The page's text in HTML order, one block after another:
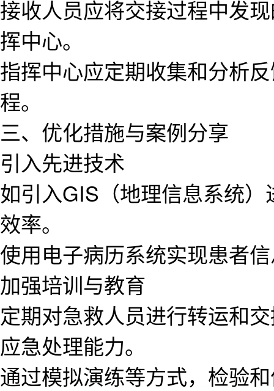
接收人员应将交接过程中发
挥中心。
指挥中心应定期收集和分析
程。
三、优化措施与案例分享
引入先进技术
如引入GIS（地理信息系统
效率。
使用电子病历系统实现患者
加强培训与教育
定期对急救人员进行转运和
应急处理能力。
通过模拟演练等方式，检验